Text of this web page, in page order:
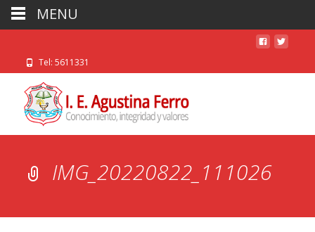
Tel: 5611331
IMG_20220822_111026
MENU